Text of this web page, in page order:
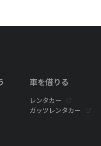
車を借りる
レンタカー
ガッツレンタカー